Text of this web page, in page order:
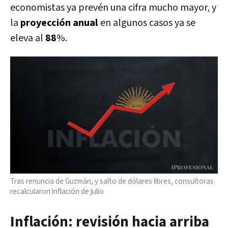
economistas ya prevén una cifra mucho mayor, y
la proyección anualen algunos casos ya se
eleva al 88%.
Tras renuncia de Guzmán, y salto de dólares libres, consultoras
recalcularon inflación de julio
Inflación: revisión hacia arriba